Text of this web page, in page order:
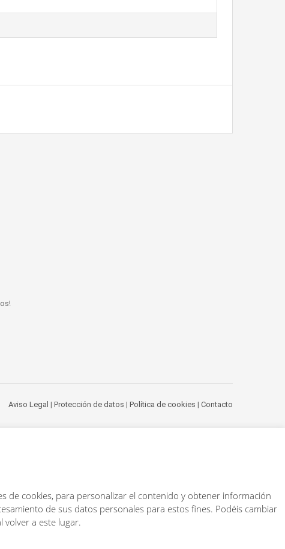
Aviso Legal | Protección de datos | Política de cookies | Contacto
de cookies, para personalizar el contenido y obtener información
de sus datos personales para estos fines. Podéis cambiar
a este lugar.